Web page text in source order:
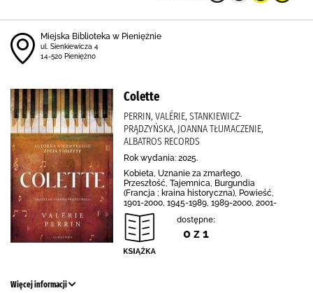
Miejska Biblioteka w Pieniężnie
ul. Sienkiewicza 4
14-520 Pieniężno
Colette
PERRIN, VALÉRIE, STANKIEWICZ-
PRĄDZYŃSKA, JOANNA TŁUMACZENIE,
ALBATROS RECORDS
Rok wydania: 2025.
Kobieta, Uznanie za zmarłego,
Przeszłość, Tajemnica, Burgundia
(Francja ; kraina historyczna), Powieść,
1901-2000, 1945-1989, 1989-2000, 2001-
dostępne:
0 z 1
Więcej informacji